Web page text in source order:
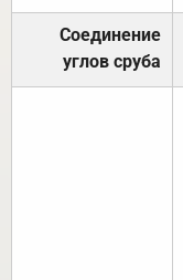
Соединение
углов сруба